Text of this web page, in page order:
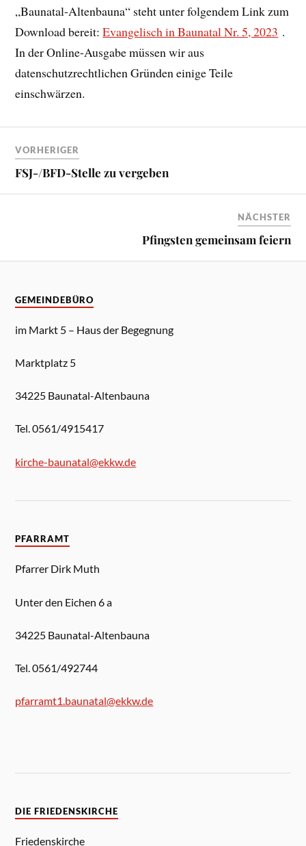
„Baunatal-Altenbauna“ steht unter folgendem Link zum
Download bereit:Evangelisch in Baunatal Nr. 5, 2023 .
In der Online-Ausgabe müssen wir aus
datenschutzrechtlichen Gründen einige Teile
einschwärzen.
VORHERIGER
FSJ-/BFD-Stelle zu vergeben
NÄCHSTER
Pfingsten gemeinsam feiern
GEMEINDEBÜRO
im Markt 5 – Haus der Begegnung
Marktplatz 5
34225 Baunatal-Altenbauna
Tel. 0561/4915417
kirche-baunatal@ekkw.de
PFARRAMT
Pfarrer Dirk Muth
Unter den Eichen 6 a
34225 Baunatal-Altenbauna
Tel. 0561/492744
pfarramt1.baunatal@ekkw.de
DIE FRIEDENSKIRCHE
Friedenskirche